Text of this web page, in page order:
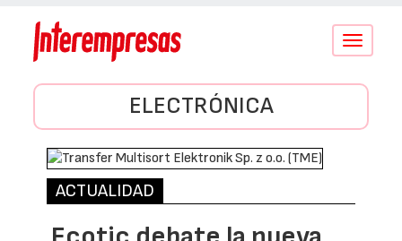
Conmutar
ELECTRÓNICA
ACTUALIDAD